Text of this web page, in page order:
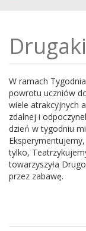
W ramach
powrotu uczniów
wiele atrakcyjnych
zdalnej i
dzień w tygodniu
tylko,
towarzyszyła
przez zabawę.